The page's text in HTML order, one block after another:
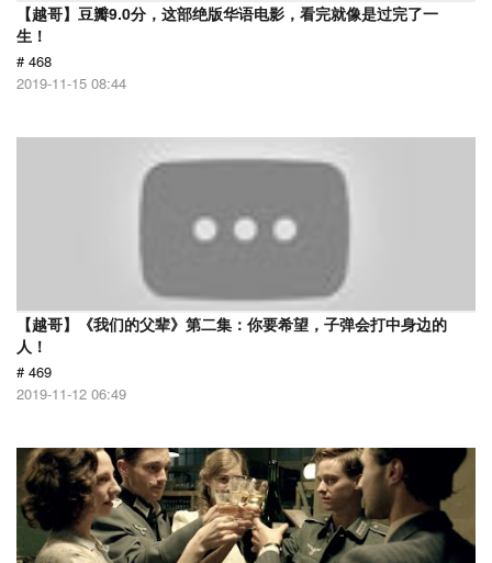
【越哥】豆瓣9.0分，这部绝版华语电影，看完就像是过完了一
生！
# 468
2019-11-15 08:44
【越哥】《我们的父辈》第二集：你要希望，子弹会打中身边的
人！
# 469
2019-11-12 06:49